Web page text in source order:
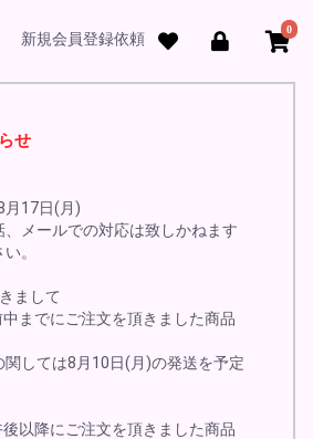
新規会員登録依頼
0
せ
17日(月)
メールでの対応は致しかねます
。
まして
までにご注文を頂きました商品
しては8月10日(月)の発送を予定
以降にご注文を頂きました商品